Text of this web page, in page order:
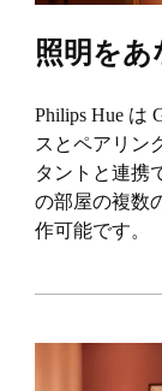
照明を
Philips Hue は
スとペアリン
タントと連携
の部屋の複数
作可能です。